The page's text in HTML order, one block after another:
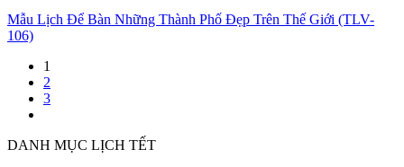
Mẫu Lịch Để Bàn Những Thành Phố Đẹp Trên Thế Giới (TLV-
106)
1
2
3
DANH MỤC LỊCH TẾT